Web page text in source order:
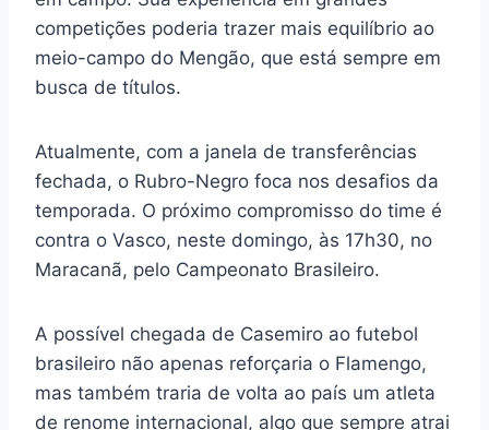
competições poderia trazer mais equilíbrio ao
meio-campo do Mengão, que está sempre em
busca de títulos.
Atualmente, com a janela de transferências
fechada, o Rubro-Negro foca nos desafios da
temporada. O próximo compromisso do time é
contra o Vasco, neste domingo, às 17h30, no
Maracanã, pelo Campeonato Brasileiro.
A possível chegada de Casemiro ao futebol
brasileiro não apenas reforçaria o Flamengo,
mas também traria de volta ao país um atleta
de renome internacional, algo que sempre atrai